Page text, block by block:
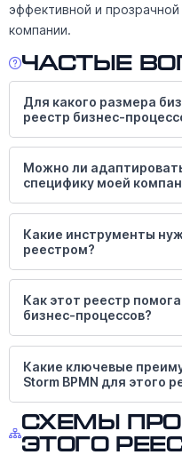
эффективной и
компании.
Частые
Для какого размера
реестр бизнес-
Можно ли
специфику моей
Какие инструменты
реестром?
Как этот реестр
бизнес-процессов?
Какие ключевые
Storm BPMN для этого
Схемы
этого